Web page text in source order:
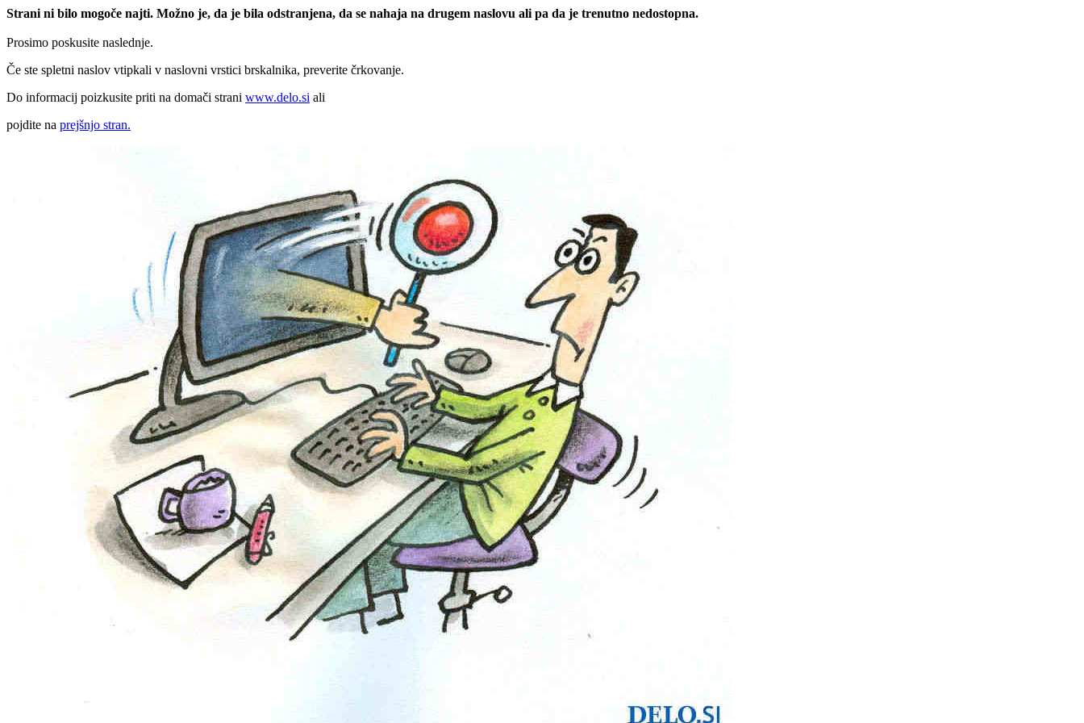
Strani ni bilo mogoče najti. Možno je, da je bila odstranjena, da se nahaja na drugem naslovu ali pa da je trenutno nedostopna.
Prosimo poskusite naslednje.
Če ste spletni naslov vtipkali v naslovni vrstici brskalnika, preverite črkovanje.
Do informacij poizkusite priti na domači strani www.delo.si ali
pojdite na prejšnjo stran.